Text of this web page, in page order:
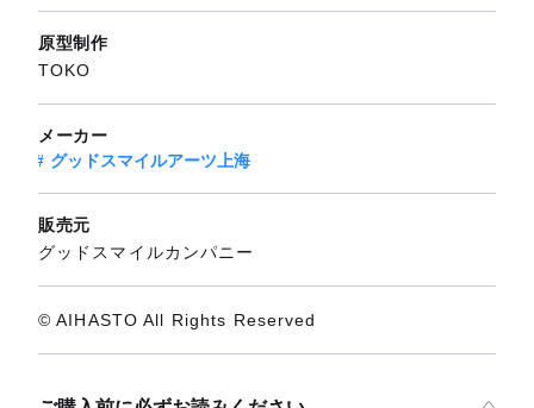
原型制作
TOKO
メーカー
グッドスマイルアーツ上海
販売元
グッドスマイルカンパニー
© AIHASTO All Rights Reserved